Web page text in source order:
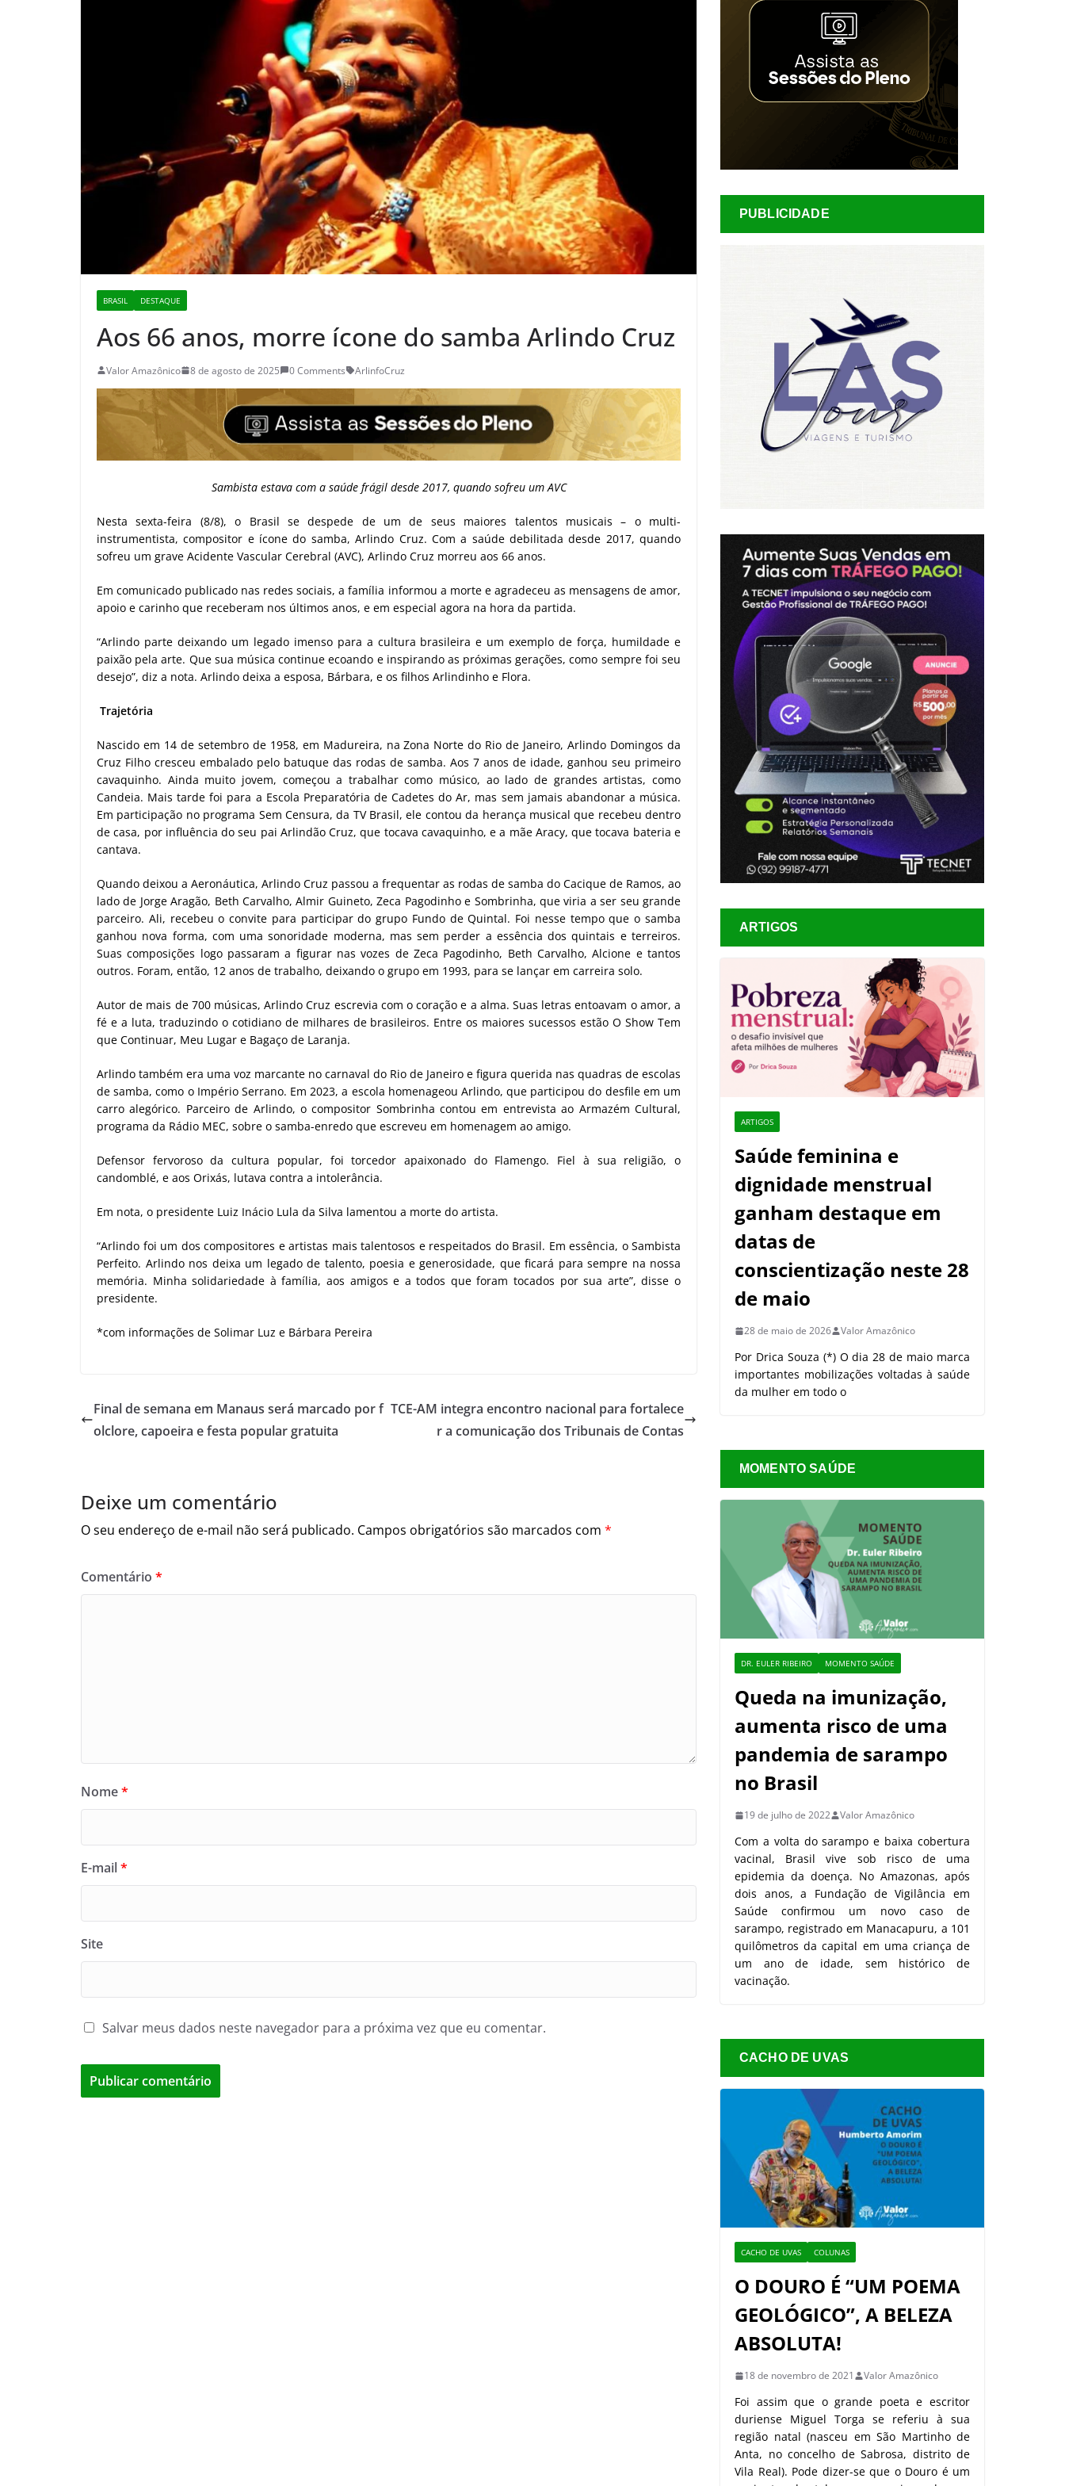
BRASIL DESTAQUE
Aos 66 anos, morre ícone do samba Arlindo Cruz
Valor Amazônico 8 de agosto de 2025 0 Comments ArlinfoCruz
Sambista estava com a saúde frágil desde 2017, quando sofreu um AVC
Nesta sexta-feira (8/8), o Brasil se despede de um de seus maiores talentos musicais – o multi-
instrumentista, compositor e ícone do samba, Arlindo Cruz. Com a saúde debilitada desde 2017, quando
sofreu um grave Acidente Vascular Cerebral (AVC), Arlindo Cruz morreu aos 66 anos.
Em comunicado publicado nas redes sociais, a família informou a morte e agradeceu as mensagens de amor,
apoio e carinho que receberam nos últimos anos, e em especial agora na hora da partida.
“Arlindo parte deixando um legado imenso para a cultura brasileira e um exemplo de força, humildade e
paixão pela arte. Que sua música continue ecoando e inspirando as próximas gerações, como sempre foi seu
desejo”, diz a nota. Arlindo deixa a esposa, Bárbara, e os filhos Arlindinho e Flora.
Trajetória
Nascido em 14 de setembro de 1958, em Madureira, na Zona Norte do Rio de Janeiro, Arlindo Domingos da
Cruz Filho cresceu embalado pelo batuque das rodas de samba. Aos 7 anos de idade, ganhou seu primeiro
cavaquinho. Ainda muito jovem, começou a trabalhar como músico, ao lado de grandes artistas, como
Candeia. Mais tarde foi para a Escola Preparatória de Cadetes do Ar, mas sem jamais abandonar a música.
Em participação no programa Sem Censura, da TV Brasil, ele contou da herança musical que recebeu dentro
de casa, por influência do seu pai Arlindão Cruz, que tocava cavaquinho, e a mãe Aracy, que tocava bateria e
cantava.
Quando deixou a Aeronáutica, Arlindo Cruz passou a frequentar as rodas de samba do Cacique de Ramos, ao
lado de Jorge Aragão, Beth Carvalho, Almir Guineto, Zeca Pagodinho e Sombrinha, que viria a ser seu grande
parceiro. Ali, recebeu o convite para participar do grupo Fundo de Quintal. Foi nesse tempo que o samba
ganhou nova forma, com uma sonoridade moderna, mas sem perder a essência dos quintais e terreiros.
Suas composições logo passaram a figurar nas vozes de Zeca Pagodinho, Beth Carvalho, Alcione e tantos
outros. Foram, então, 12 anos de trabalho, deixando o grupo em 1993, para se lançar em carreira solo.
Autor de mais de 700 músicas, Arlindo Cruz escrevia com o coração e a alma. Suas letras entoavam o amor, a
fé e a luta, traduzindo o cotidiano de milhares de brasileiros. Entre os maiores sucessos estão O Show Tem
que Continuar, Meu Lugar e Bagaço de Laranja.
Arlindo também era uma voz marcante no carnaval do Rio de Janeiro e figura querida nas quadras de escolas
de samba, como o Império Serrano. Em 2023, a escola homenageou Arlindo, que participou do desfile em um
carro alegórico. Parceiro de Arlindo, o compositor Sombrinha contou em entrevista ao Armazém Cultural,
programa da Rádio MEC, sobre o samba-enredo que escreveu em homenagem ao amigo.
Defensor fervoroso da cultura popular, foi torcedor apaixonado do Flamengo. Fiel à sua religião, o
candomblé, e aos Orixás, lutava contra a intolerância.
Em nota, o presidente Luiz Inácio Lula da Silva lamentou a morte do artista.
“Arlindo foi um dos compositores e artistas mais talentosos e respeitados do Brasil. Em essência, o Sambista
Perfeito. Arlindo nos deixa um legado de talento, poesia e generosidade, que ficará para sempre na nossa
memória. Minha solidariedade à família, aos amigos e a todos que foram tocados por sua arte”, disse o
presidente.
*com informações de Solimar Luz e Bárbara Pereira
Final de semana em Manaus será marcado por f
olclore, capoeira e festa popular gratuita
TCE-AM integra encontro nacional para fortalece
r a comunicação dos Tribunais de Contas
Deixe um comentário
O seu endereço de e-mail não será publicado. Campos obrigatórios são marcados com *
Comentário *
Nome*
E-mail*
Site
Salvar meus dados neste navegador para a próxima vez que eu comentar.
PUBLICIDADE
ARTIGOS
ARTIGOS
Saúde feminina e
dignidade menstrual
ganham destaque em
datas de
conscientização neste 28
de maio
28 de maio de 2026 Valor Amazônico
Por Drica Souza (*) O dia 28 de maio marca
importantes mobilizações voltadas à saúde
da mulher em todo o
MOMENTO SAÚDE
DR. EULER RIBEIRO MOMENTO SAÚDE
Queda na imunização,
aumenta risco de uma
pandemia de sarampo
no Brasil
19 de julho de 2022 Valor Amazônico
Com a volta do sarampo e baixa cobertura
vacinal, Brasil vive sob risco de uma
epidemia da doença. No Amazonas, após
dois anos, a Fundação de Vigilância em
Saúde confirmou um novo caso de
sarampo, registrado em Manacapuru, a 101
quilômetros da capital em uma criança de
um ano de idade, sem histórico de
vacinação.
CACHO DE UVAS
CACHO DE UVAS COLUNAS
O DOURO É “UM POEMA
GEOLÓGICO”, A BELEZA
ABSOLUTA!
18 de novembro de 2021 Valor Amazônico
Foi assim que o grande poeta e escritor
duriense Miguel Torga se referiu à sua
região natal (nasceu em São Martinho de
Anta, no concelho de Sabrosa, distrito de
Vila Real). Pode dizer-se que o Douro é um